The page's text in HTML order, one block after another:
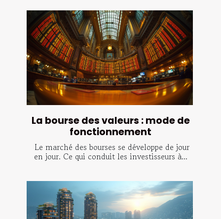
La bourse des valeurs : mode de
fonctionnement
Le marché des bourses se développe de jour
en jour. Ce qui conduit les investisseurs à...